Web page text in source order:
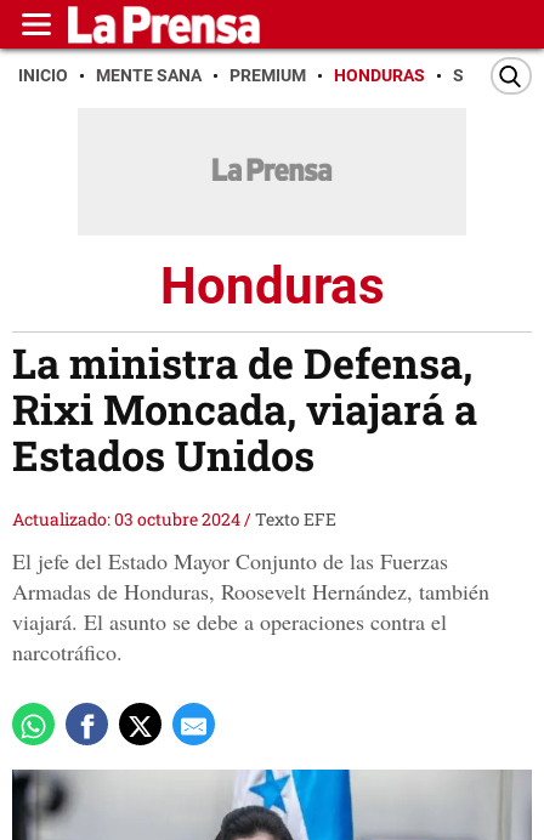
INICIO MENTE SANA PREMIUM HONDURAS SAN PEDRO
Honduras
La ministra de Defensa,
Rixi Moncada, viajará a
Estados Unidos
Actualizado: 03 octubre 2024/Texto EFE
El jefe del Estado Mayor Conjunto de las Fuerzas
Armadas de Honduras, Roosevelt Hernández, también
viajará. El asunto se debe a operaciones contra el
narcotráfico.